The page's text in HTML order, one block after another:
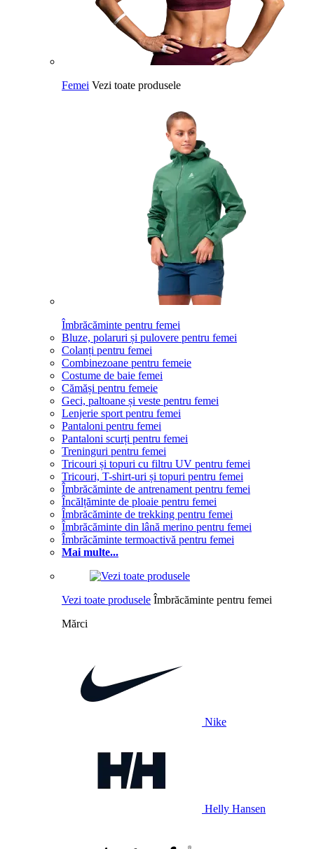
Femei Vezi toate produsele
Îmbrăcăminte pentru femei
Bluze, polaruri și pulovere pentru femei
Colanți pentru femei
Combinezoane pentru femeie
Costume de baie femei
Cămăși pentru femeie
Geci, paltoane și veste pentru femei
Lenjerie sport pentru femei
Pantaloni pentru femei
Pantaloni scurți pentru femei
Treninguri pentru femei
Tricouri și topuri cu filtru UV pentru femei
Tricouri, T-shirt-uri și topuri pentru femei
Îmbrăcăminte de antrenament pentru femei
Încălțăminte de ploaie pentru femei
Îmbrăcăminte de trekking pentru femei
Îmbrăcăminte din lână merino pentru femei
Îmbrăcăminte termoactivă pentru femei
Mai multe...
Vezi toate produsele Îmbrăcăminte pentru femei
Mărci
Nike
Helly Hansen